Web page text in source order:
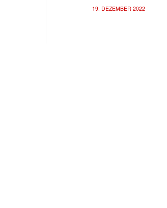
19. DEZEMBER 2022